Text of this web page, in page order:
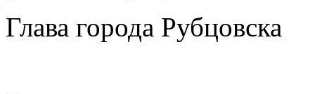
Глава города Рубцовска